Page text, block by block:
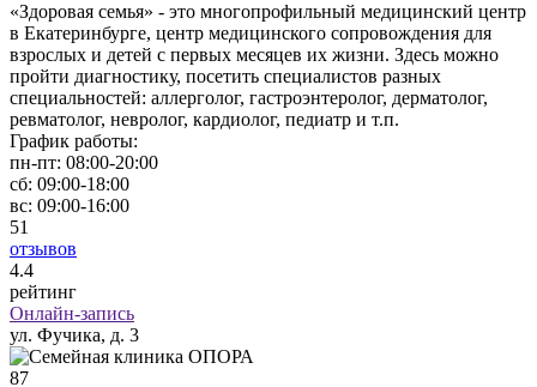
«Здоровая семья» - это многопрофильный медицинский центр
в Екатеринбурге, центр медицинского сопровождения для
взрослых и детей с первых месяцев их жизни. Здесь можно
пройти диагностику, посетить специалистов разных
специальностей: аллерголог, гастроэнтеролог, дерматолог,
ревматолог, невролог, кардиолог, педиатр и т.п.
График работы:
пн-пт: 08:00-20:00
сб: 09:00-18:00
вс: 09:00-16:00
51
отзывов
4.4
рейтинг
Онлайн-запись
ул. Фучика, д. 3
87